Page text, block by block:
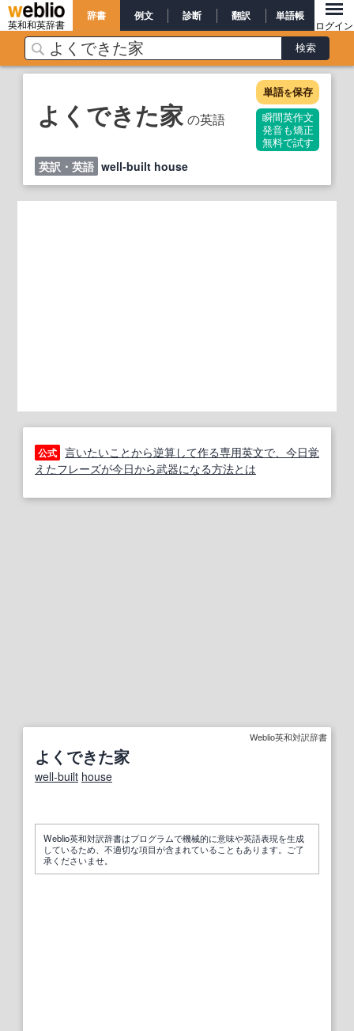
英和和英辞書
辞書 例文 診断 翻訳 単語帳
ログイン
よくできた家 の英語
単語を保存
瞬間英作文
発音も矯正
無料で試す
英訳・英語 well‐built house
公式 言いたいことから逆算して作る専用英文で、今日覚
えたフレーズが今日から武器になる方法とは
Weblio英和対訳辞書
よくできた家
well‐built house
Weblio英和対訳辞書はプログラムで機械的に意味や英語表現を生成
しているため、不適切な項目が含まれていることもあります。ご了
承くださいませ。